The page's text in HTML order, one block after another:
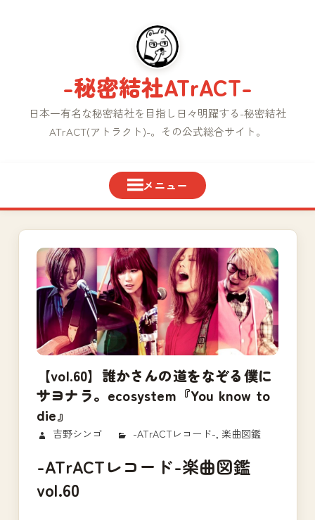
-秘密結社ATrACT-
日本一有名な秘密結社を目指し日々明躍する-秘密結社
ATrACT(アトラクト)-。その公式総合サイト。
【vol.60】誰かさんの道をなぞる僕に
サヨナラ。ecosystem『You know to
die』
2018/02/14
吉野シンゴ -ATrACTレコード-, 楽曲図鑑
-ATrACTレコード-楽曲図鑑
vol.60